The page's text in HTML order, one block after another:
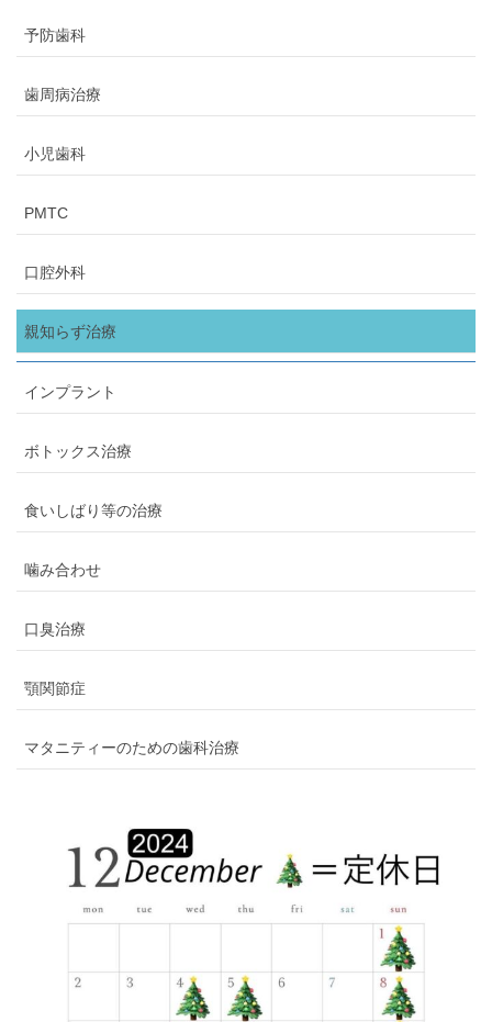
予防歯科
歯周病治療
小児歯科
PMTC
口腔外科
親知らず治療
インプラント
ボトックス治療
食いしばり等の治療
噛み合わせ
口臭治療
顎関節症
マタニティーのための歯科治療